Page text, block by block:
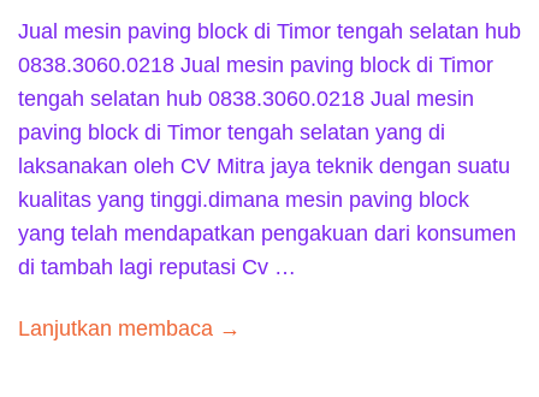
Jual mesin paving block di Timor tengah selatan hub
0838.3060.0218 Jual mesin paving block di Timor
tengah selatan hub 0838.3060.0218 Jual mesin
paving block di Timor tengah selatan yang di
laksanakan oleh CV Mitra jaya teknik dengan suatu
kualitas yang tinggi.dimana mesin paving block
yang telah mendapatkan pengakuan dari konsumen
di tambah lagi reputasi Cv …
Lanjutkan membaca →